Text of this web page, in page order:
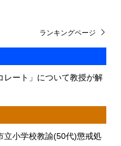
レート」について教授が解
小学校教諭(50代)懲戒処
ランキングページ